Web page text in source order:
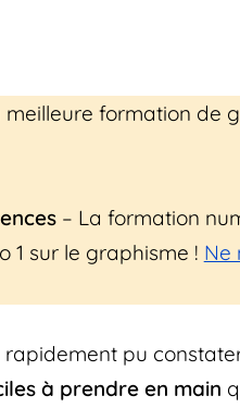
formation de
– La formation
1 sur le graphisme ! Ne
rapidement pu
à prendre en main